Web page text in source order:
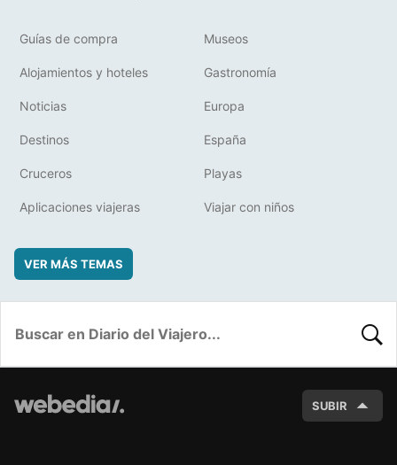
Guías de compra Museos
Alojamientos y hoteles Gastronomía
Noticias Europa
Destinos España
Cruceros Playas
Aplicaciones viajeras Viajar con niños
VER MÁS TEMAS
SUBIR